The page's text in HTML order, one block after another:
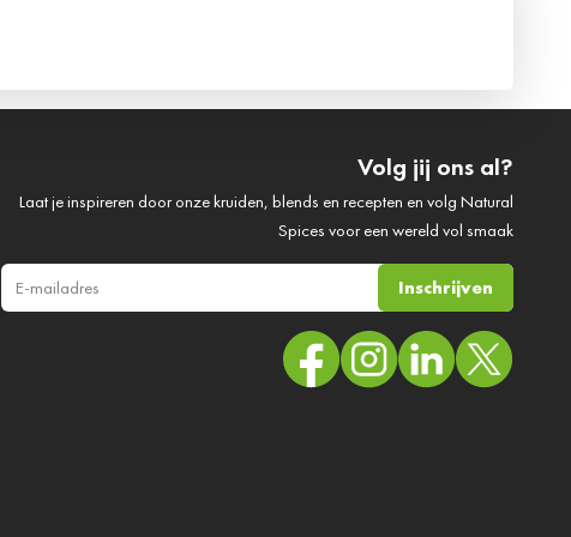
Volg jij ons al?
Laat je inspireren door onze kruiden, blends en recepten en volg Natural
Spices voor een wereld vol smaak
E-mail adres
Inschrijven